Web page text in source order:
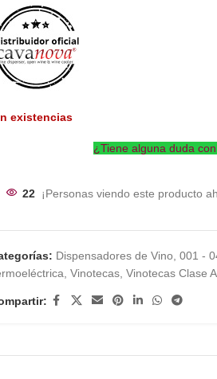
existencias
¿Tiene alguna duda
22 ¡Personas viendo este producto
Dispensadores de Vino 001 -
Vinotecas, Vinotecas Clase A,